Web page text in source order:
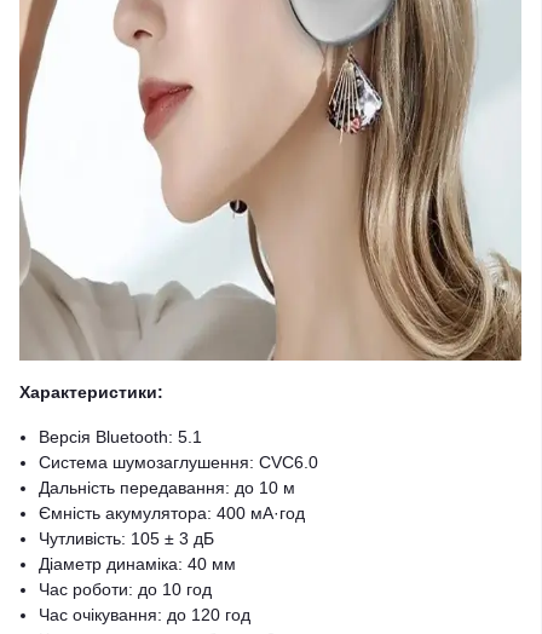
Характеристики:
Версія Bluetooth: 5.1
Система шумозаглушення: CVC6.0
Дальність передавання: до 10 м
Ємність акумулятора: 400 мА·год
Чутливість: 105 ± 3 дБ
Діаметр динаміка: 40 мм
Час роботи: до 10 год
Час очікування: до 120 год